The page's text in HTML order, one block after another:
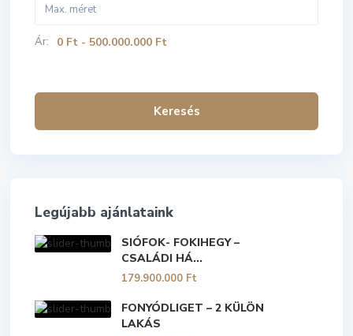
Ár: 0 Ft - 500.000.000 Ft
Keresés
Legújabb ajánlataink
SIÓFOK- FOKIHEGY –
CSALÁDI HÁ...
179.900.000 Ft
FONYÓDLIGET – 2 KÜLÖN
LAKÁS